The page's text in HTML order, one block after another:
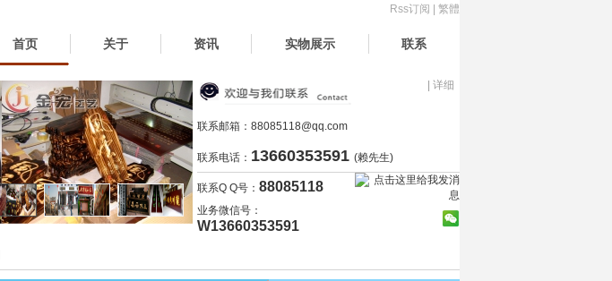
首页 关于 资讯 实物展示 联系
Rss订阅 繁體
| 详细
联系邮箱： 88085118@qq.com
联系电话： 13660353591 (赖先生)
联系Q Q号： 88085118
业务微信号：
W13660353591